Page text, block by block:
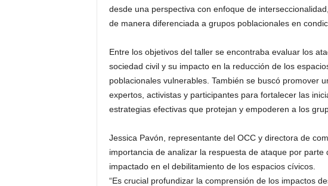
desde una perspectiva con enfoque de
de manera diferenciada a grupos poblacionales en
Entre los objetivos del taller se encontraba evaluar los
sociedad civil y su impacto en la reducción de los
poblacionales vulnerables. También se buscó promover
expertos, activistas y participantes para fortalecer las
estrategias efectivas que protejan y empoderen a los
Jessica Pavón, representante del OCC y directora de
importancia de analizar la respuesta de ataque por
impactado en el debilitamiento de los espacios cívicos.
“Es crucial profundizar la comprensión de los impactos